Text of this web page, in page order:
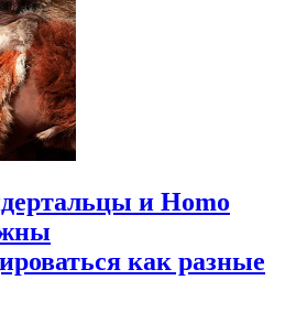
и Homo
как разные